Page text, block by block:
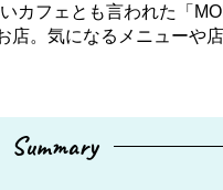
カフェとも言われた「
。気になるメニューや
Summary